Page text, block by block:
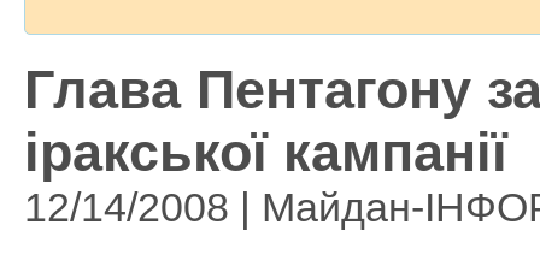
Глава Пентагону
іракської кампанії
12/14/2008 | Майдан-